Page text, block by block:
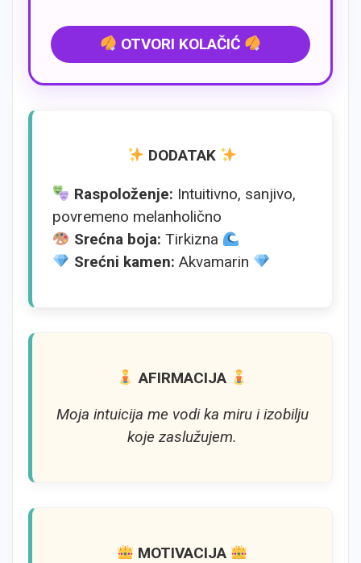
OTVORI KOLAČIĆ
DODATAK
Raspoloženje: Intuitivno, sanjivo,
povremeno melanholično
Srećna boja: Tirkizna
Srećni kamen: Akvamarin
AFIRMACIJA
Moja intuicija me vodi ka miru i izobilju
koje zaslužujem.
MOTIVACIJA